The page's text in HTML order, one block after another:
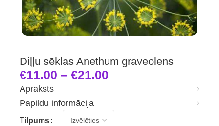
Diļļu sēklas Anethum graveolens
€11.00 – €21.00
Apraksts
Papildu informācija
Tilpums